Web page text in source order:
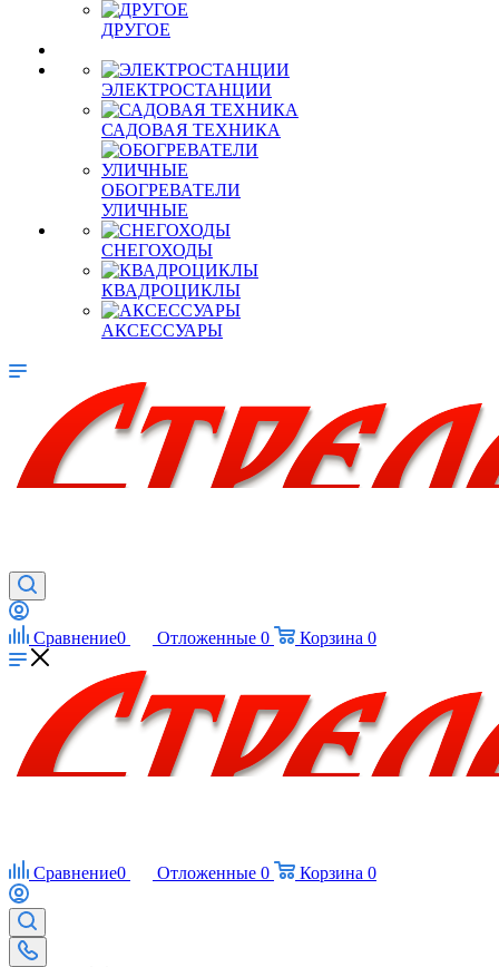
ДРУГОЕ
ЭЛЕКТРОСТАНЦИИ
САДОВАЯ ТЕХНИКА
ОБОГРЕВАТЕЛИ
УЛИЧНЫЕ
СНЕГОХОДЫ
КВАДРОЦИКЛЫ
АКСЕССУАРЫ
Сравнение0 Отложенные 0 Корзина 0
Сравнение0 Отложенные 0 Корзина 0